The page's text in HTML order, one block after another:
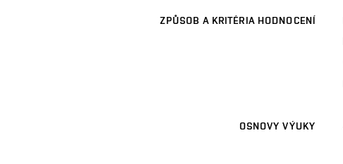
ZPŮSOB A KRITÉRIA HODNOCENÍ
OSNOVY VÝUKY